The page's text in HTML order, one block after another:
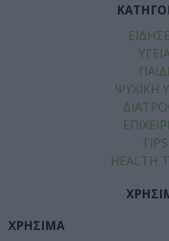
ΠΑΙΔΙ
ΨΥΧΙΚΗ
TIPS
HEALTH
ΧΡΗΣΙΜΑ